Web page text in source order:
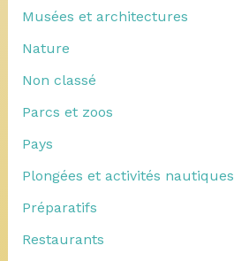
Musées et architectures
Nature
Non classé
Parcs et zoos
Pays
Plongées et activités nautiques
Préparatifs
Restaurants